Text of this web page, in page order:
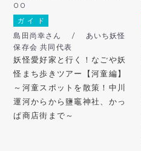
00
ガ イ ド
島田尚幸さん / あいち妖怪
保存会 共同代表
妖怪愛好家と行く！なごや妖
怪まち歩きツアー【河童編】
～河童スポットを散策！中川
運河からから鹽竈神社、かっ
ぱ商店街まで～